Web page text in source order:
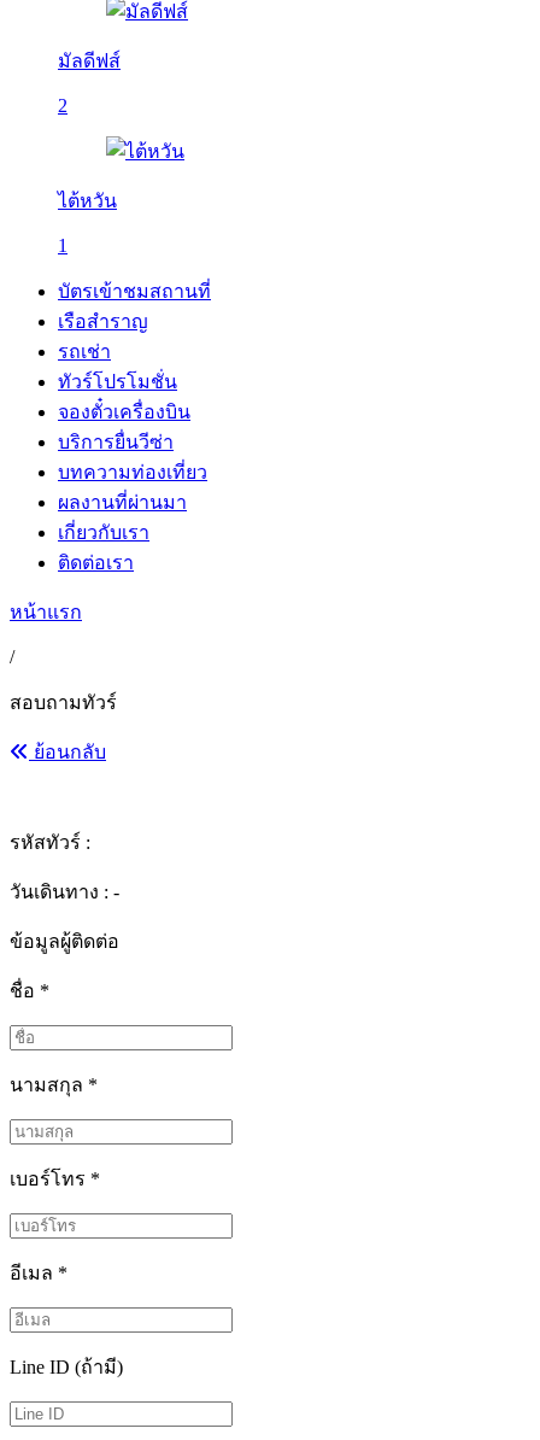
มัลดีฟส์
2
ไต้หวัน
1
บัตรเข้าชมสถานที่
เรือสำราญ
รถเช่า
ทัวร์โปรโมชั่น
จองตั๋วเครื่องบิน
บริการยื่นวีซ่า
บทความท่องเที่ยว
ผลงานที่ผ่านมา
เกี่ยวกับเรา
ติดต่อเรา
หน้าแรก
/
สอบถามทัวร์
ย้อนกลับ
รหัสทัวร์ :
วันเดินทาง : -
ข้อมูลผู้ติดต่อ
ชื่อ *
นามสกุล *
เบอร์โทร *
อีเมล *
Line ID (ถ้ามี)